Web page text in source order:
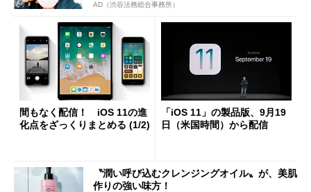
AD（渋谷法務総合事務所）
間もなく配信！ iOS 11の進
化点をざっくりまとめる (1/2)
「iOS 11」の製品版、9月19
日（米国時間）から配信
〝潤い呼び込むクレンジングオイル〟が、美肌
作りの強い味方！